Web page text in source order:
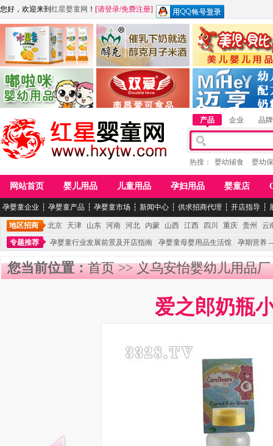
您好，欢迎来到 红星婴童网 ！ [请登录/免费注册]
江西麦嘟嘟食品有限公司
青岛嘟啦咪婴幼儿用品公司
江西醇之客月子米酒 惠州市美儿婴儿用品
湖南迈亨母婴用品有限
产品 企业 品牌
热搜： 婴幼辅食 婴幼
网站首页 婴儿用品 儿童用品 孕妇用品 婴童店
孕婴童企业 ┆ 孕婴童产品 ┆ 孕婴童市场 ┆ 新闻中心 ┆ 供求招商代理 ┆ 开店指导 ┆
地区招商 北京 天津 山东 河南 河北 内蒙 山西 江西 四川 重庆 贵州
云
专题推荐
孕婴童行业发展前景及开店指南 孕婴童母婴用品生活馆 孕期营养
您当前位置：首页>>义乌安怡婴幼儿用品厂
爱之郎奶瓶